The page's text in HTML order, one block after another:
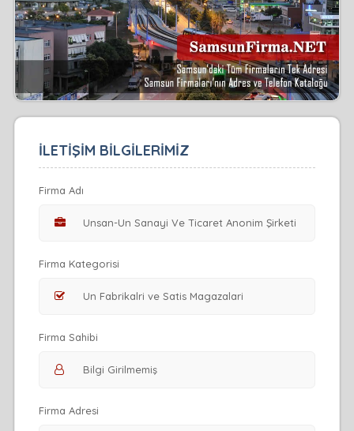
İLETİŞİM BİLGİLERİMİZ
Firma Adı
Firma Kategorisi
Firma Sahibi
Firma Adresi